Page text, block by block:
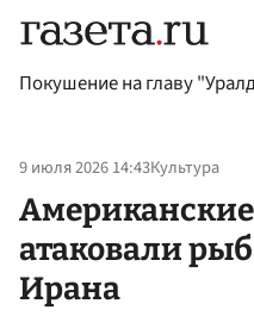
Покушение на главу
9 июля 2026 14:43Культура
атаковали
Ирана